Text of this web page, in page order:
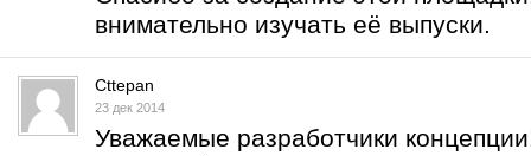
внимательно изучать её выпуски.
Cttepan
23 дек 2014
Уважаемые разработчики